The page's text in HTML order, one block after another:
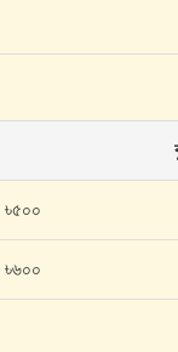
৳৫০০
৳৬০০